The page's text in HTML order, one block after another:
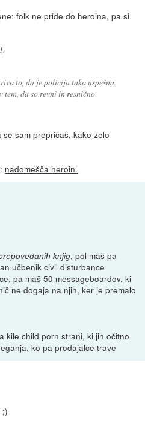
folk ne pride do heroina, pa si
:
to, da je policija tako uspešna.
tem, da so revni in resnično
sam prepričaš, kako zelo
nadomešča heroin.
knjig, pol maš pa
učbenik civil disturbance
pa maš 50 messageboardov, ki
ne dogaja na njih, ker je premalo
kile child porn strani, ki jih očitno
ko pa prodajalce trave
;)